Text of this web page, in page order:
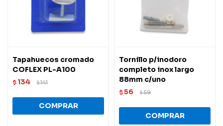
Tapahuecos cromado
COFLEX PL-A100
$ 134 $141
Tornillo p/inodoro
completo inox largo
88mm c/uno
$56 $59